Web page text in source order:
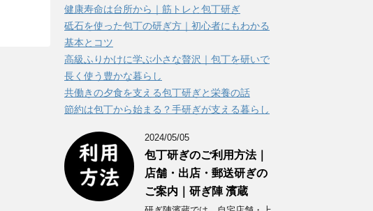
ゴ
リ
ー
健康寿命は台所から｜筋トレと包丁研ぎ
砥石を使った包丁の研ぎ方｜初心者にもわかる
基本とコツ
高級ふりかけに学ぶ小さな贅沢｜包丁を研いで
長く使う豊かな暮らし
共働きの夕食を支える包丁研ぎと栄養の話
節約は包丁から始まる？手研ぎが支える暮らし
2024/05/05
包丁研ぎのご利用方法｜
店舗・出店・郵送研ぎの
ご案内｜研ぎ陣 濱蔵